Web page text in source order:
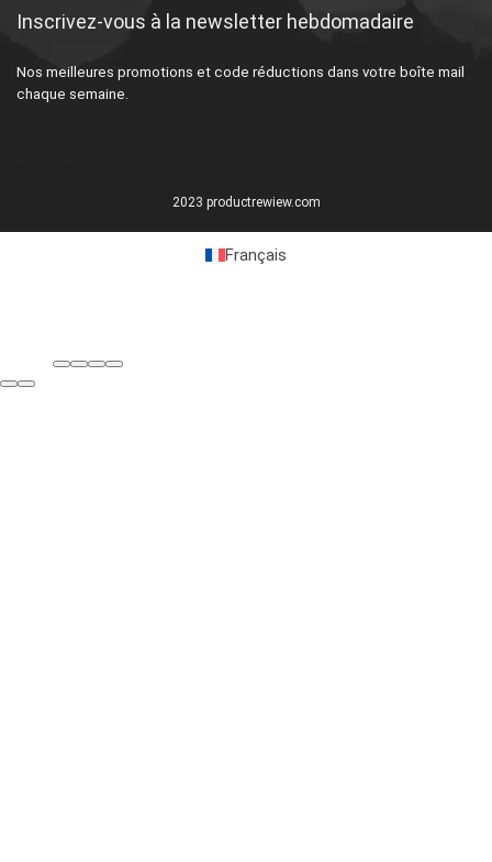
Inscrivez-vous à la newsletter hebdomadaire
Nos meilleures promotions et code réductions dans votre boîte mail
chaque semaine.
2023 productrewiew.com
Français